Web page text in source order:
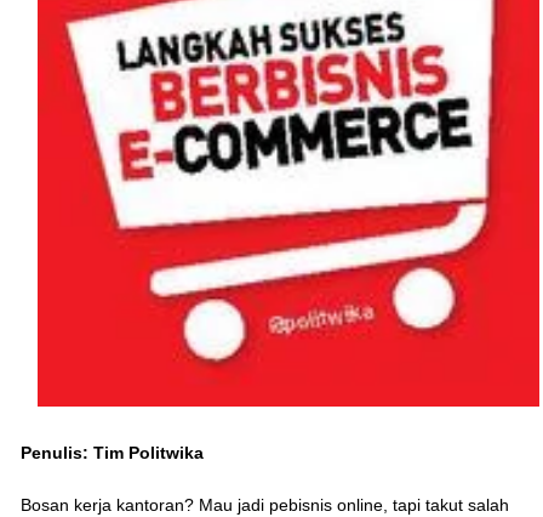
Penulis: Tim Politwika
Bosan kerja kantoran? Mau jadi pebisnis online, tapi takut salah